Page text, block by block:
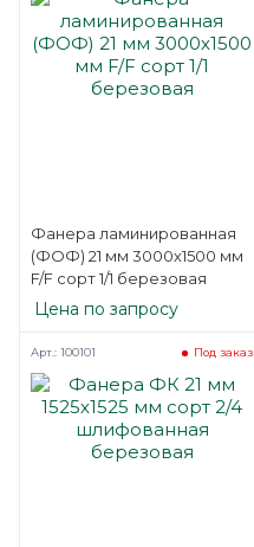
Фанера ламинированная
(ФОФ) 21 мм 3000х1500 мм
F/F сорт 1/1 березовая
Цена по запросу
Под заказ
Арт.: 100101